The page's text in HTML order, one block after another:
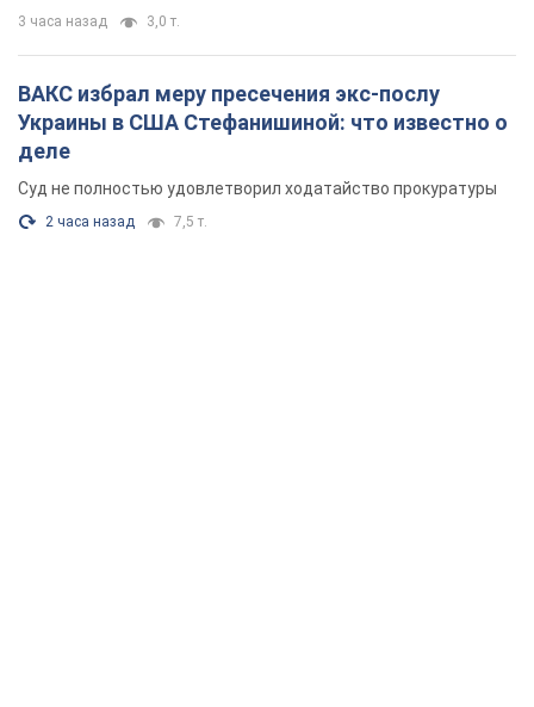
3 часа назад 3,0 т.
ВАКС избрал меру пресечения экс-послу
Украины в США Стефанишиной: что известно о
деле
Суд не полностью удовлетворил ходатайство прокуратуры
2 часа назад 7,5 т.